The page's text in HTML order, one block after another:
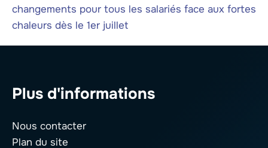
changements pour tous les salariés face aux fortes
chaleurs dès le 1er juillet
Plus d'informations
Nous contacter
Plan du site